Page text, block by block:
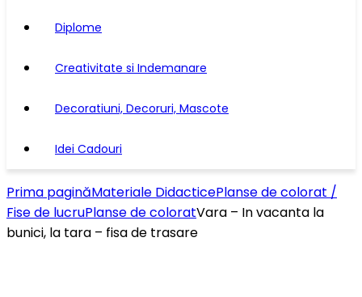
Diplome
Creativitate si Indemanare
Decoratiuni, Decoruri, Mascote
Idei Cadouri
Prima paginăMateriale DidacticePlanse de colorat /
Fise de lucruPlanse de coloratVara – In vacanta la
bunici, la tara – fisa de trasare